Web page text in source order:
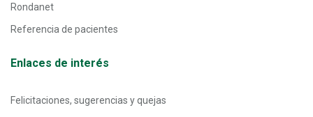
Rondanet
Referencia de pacientes
Enlaces de interés
Felicitaciones, sugerencias y quejas